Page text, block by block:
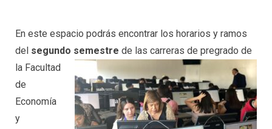
En este espacio podrás encontrar los horarios y ramos
del segundo semestre de las carreras de pregrado de
la Facultad
de
Economía
y